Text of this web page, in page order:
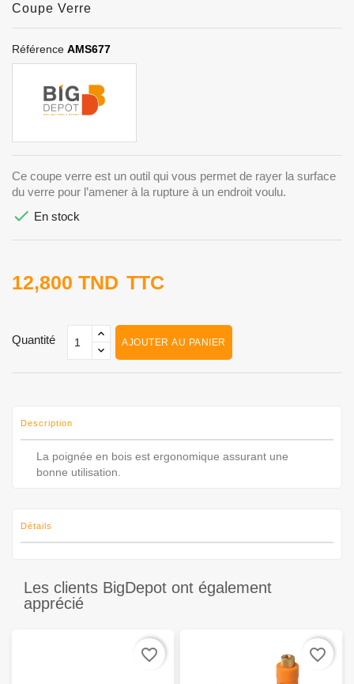
Coupe Verre
Référence AMS677
Ce coupe verre est un outil qui vous permet de rayer la surface
du verre pour l’amener à la rupture à un endroit voulu.
 En stock
12,800 TND TTC
Quantité AJOUTER AU PANIER
Description
La poignée en bois est ergonomique assurant une
bonne utilisation.
Détails
Les clients BigDepot ont également
apprécié
favorite_border favorite_border